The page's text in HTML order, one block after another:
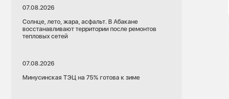
07.08.2026
Солнце, лето, жара, асфальт. В Абакане
восстанавливают территории после ремонтов
тепловых сетей
07.08.2026
Минусинская ТЭЦ на 75% готова к зиме